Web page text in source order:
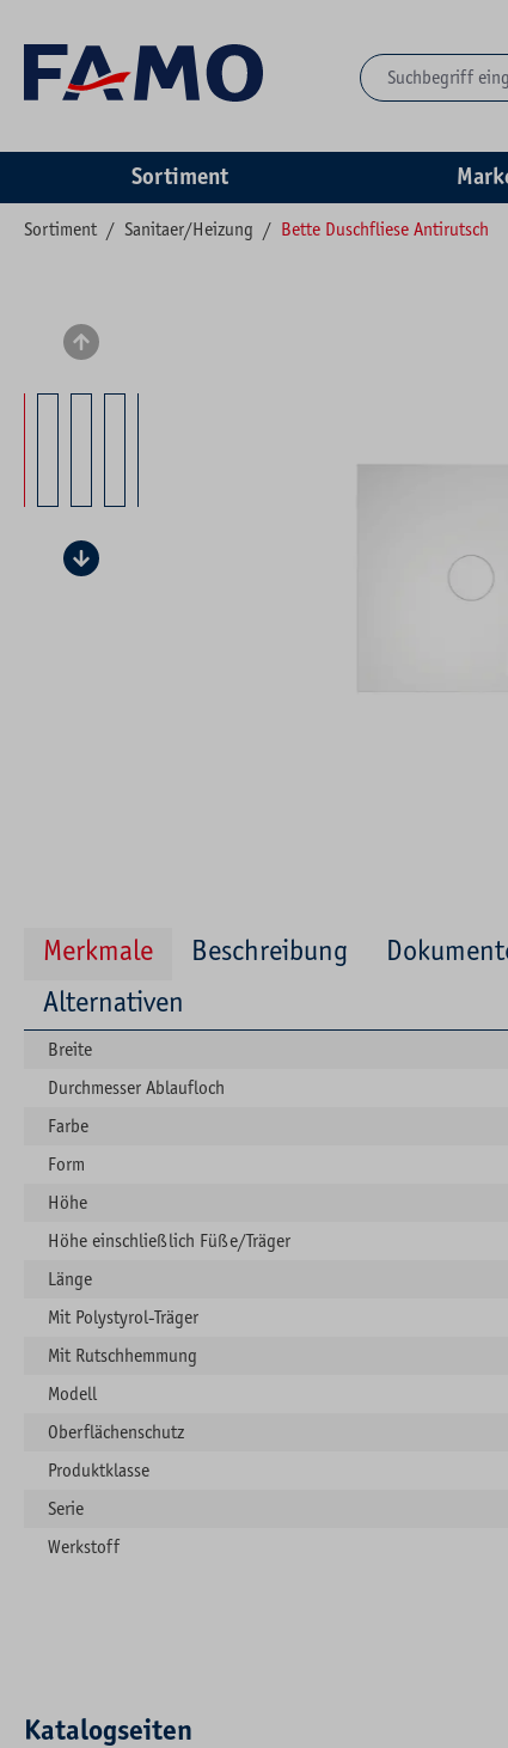
Sortiment
Sortiment / Sanitaer/Heizung / Bette Duschfliese Antirutsch
Bildergalerie überspringen
Merkmale Beschreibung
Alternativen
Breite
Durchmesser Ablaufloch
Farbe
Form
Höhe
Höhe einschließlich Füße/Träger
Länge
Mit Polystyrol-Träger
Mit Rutschhemmung
Modell
Oberflächenschutz
Produktklasse
Serie
Werkstoff
Katalogseiten